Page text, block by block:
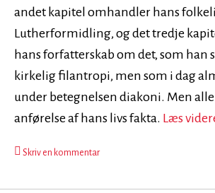
andet kapitel omhandler hans
Lutherformidling, og det tredje
hans forfatterskab om det, som han
kirkelig filantropi, men som i dag
under betegnelsen diakoni. Men
anførelse af hans livs fakta. Læs
Skriv en kommentar